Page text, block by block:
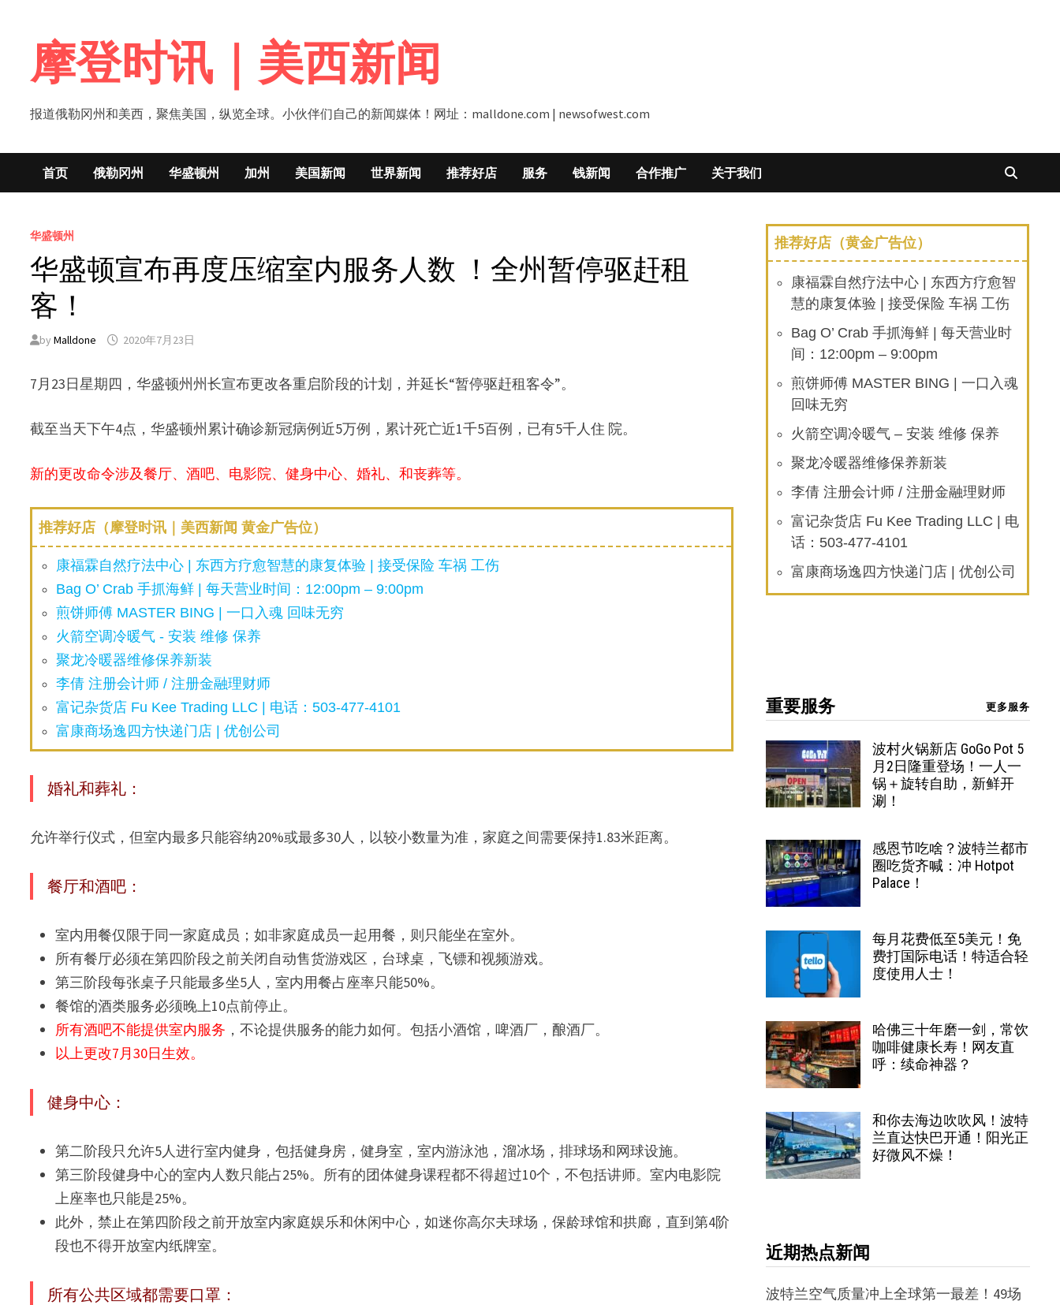
content摩登时讯｜美西新闻
报道俄勒冈州和美西，聚焦美国，纵览全球。小伙伴们自己的新闻媒体！网址：malldone.com | newsofwest.com
首页 俄勒冈州 华盛顿州 加州 美国新闻 世界新闻 推荐好店 服务 钱新闻 合作推广 关于我们
华盛顿州
华盛顿宣布再度压缩室内服务人数 ！全州暂停驱赶租
客！
byMalldone 2020年7月23日
7月23日星期四，华盛顿州州长宣布更改各重启阶段的计划，并延长“暂停驱赶租客令”。
截至当天下午4点，华盛顿州累计确诊新冠病例近5万例，累计死亡近1千5百例，已有5千人住 院。
新的更改命令涉及餐厅、酒吧、电影院、健身中心、婚礼、和丧葬等。
推荐好店（摩登时讯｜美西新闻 黄金广告位）
康福霖自然疗法中心 | 东西方疗愈智慧的康复体验 | 接受保险 车祸 工伤
Bag O’ Crab 手抓海鲜 | 每天营业时间：12:00pm – 9:00pm
煎饼师傅 MASTER BING | 一口入魂 回味无穷
火箭空调冷暖气 - 安装 维修 保养
聚龙冷暖器维修保养新装
李倩 注册会计师 / 注册金融理财师
富记杂货店 Fu Kee Trading LLC | 电话：503-477-4101
富康商场逸四方快递门店 | 优创公司
婚礼和葬礼：
允许举行仪式，但室内最多只能容纳20%或最多30人，以较小数量为准，家庭之间需要保持1.83米距离。
餐厅和酒吧：
室内用餐仅限于同一家庭成员；如非家庭成员一起用餐，则只能坐在室外。
所有餐厅必须在第四阶段之前关闭自动售货游戏区，台球桌，飞镖和视频游戏。
第三阶段每张桌子只能最多坐5人，室内用餐占座率只能50%。
餐馆的酒类服务必须晚上10点前停止。
所有酒吧不能提供室内服务 ，不论提供服务的能力如何。包括小酒馆，啤酒厂，酿酒厂。
以上更改7月30日生效。
健身中心：
第二阶段只允许5人进行室内健身，包括健身房，健身室，室内游泳池，溜冰场，排球场和网球设施。
第三阶段健身中心的室内人数只能占25%。所有的团体健身课程都不得超过10个，不包括讲师。室内电影院
上座率也只能是25%。
此外，禁止在第四阶段之前开放室内家庭娱乐和休闲中心，如迷你高尔夫球场，保龄球馆和拱廊，直到第4阶
段也不得开放室内纸牌室。
所有公共区域都需要口罩：
推荐好店（黄金广告位）
康福霖自然疗法中心 | 东西方疗愈智
慧的康复体验 | 接受保险 车祸 工伤
Bag O’ Crab 手抓海鲜 | 每天营业时
间：12:00pm – 9:00pm
煎饼师傅 MASTER BING | 一口入魂
回味无穷
火箭空调冷暖气 – 安装 维修 保养
聚龙冷暖器维修保养新装
李倩 注册会计师 / 注册金融理财师
富记杂货店 Fu Kee Trading LLC | 电
话：503-477-4101
富康商场逸四方快递门店 | 优创公司
重要服务 更多服务
波村火锅新店 GoGo Pot 5
月2日隆重登场！一人一
锅＋旋转自助，新鲜开
涮！
感恩节吃啥？波特兰都市
圈吃货齐喊：冲 Hotpot
Palace！
每月花费低至5美元！免
费打国际电话！特适合轻
度使用人士！
哈佛三十年磨一剑，常饮
咖啡健康长寿！网友直
呼：续命神器？
和你去海边吹吹风！波特
兰直达快巴开通！阳光正
好微风不燥！
近期热点新闻
波特兰空气质量冲上全球第一最差！49场